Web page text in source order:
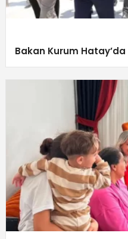
Bakan Kurum Hatay’da